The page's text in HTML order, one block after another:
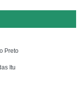
Preto
Itu